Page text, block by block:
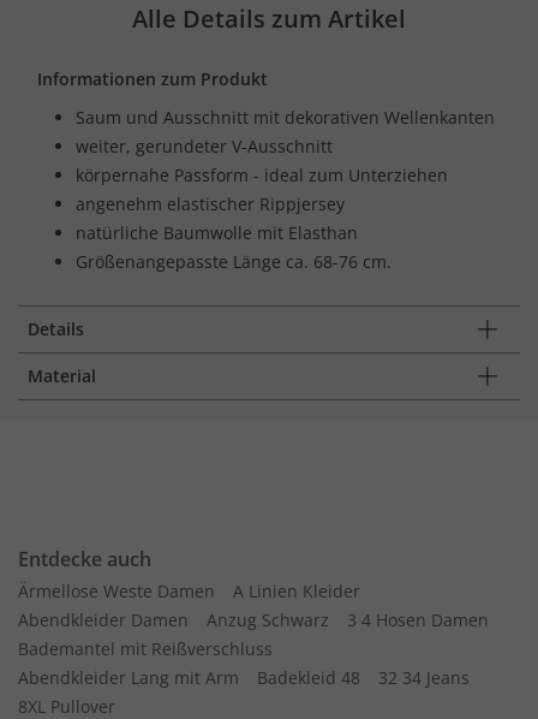
Alle Details zum Artikel
Informationen zum Produkt
Saum und Ausschnitt mit dekorativen Wellenkanten
weiter, gerundeter V-Ausschnitt
körpernahe Passform - ideal zum Unterziehen
angenehm elastischer Rippjersey
natürliche Baumwolle mit Elasthan
Größenangepasste Länge ca. 68-76 cm.
Details
Material
Entdecke auch
Ärmellose Weste Damen
A Linien Kleider
Abendkleider Damen
Anzug Schwarz
3 4 Hosen Damen
Bademantel mit Reißverschluss
Abendkleider Lang mit Arm
Badekleid 48
32 34 Jeans
8XL Pullover